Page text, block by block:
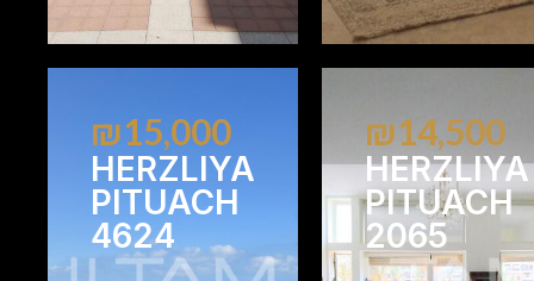
₪15,000
HERZLIYA
PITUACH
4624
1 2
₪14,500
HERZLIYA
PITUACH
2065
2 1